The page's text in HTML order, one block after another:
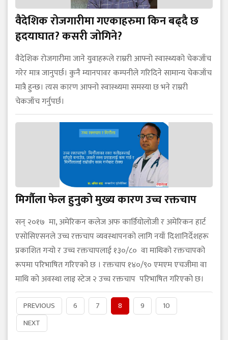
वैदेशिक रोजगारीमा गएकाहरुमा किन बढ्दै छ
हृदयाघात? कसरी जोगिने?
वैदेशिक रोजगारीमा जाने युवाहरूले राम्ररी आफ्नो स्वास्थ्यको चेकजाँच
गरेर मात्र जानुपर्छ। कुनै म्यानपावर कम्पनीले गरिदिने सामान्य चेकजाँच
मात्रै हुन्छ। त्यस कारण आफ्नो स्वास्थ्यमा समस्या छ भने राम्ररी
चेकजाँच गर्नुपर्छ।
मिर्गौला फेल हुनुको मुख्य कारण उच्च रक्तचाप
सन् २०१७ मा, अमेरिकन कलेज अफ कार्डियोलोजी र अमेरिकन हार्ट
एसोसिएसनले उच्च रक्तचाप व्यवस्थापनको लागि नयाँ दिशानिर्देशहरू
प्रकाशित गर्‍यो र उच्च रक्तचापलाई १३०/८० वा माथिको रक्तचापको
रूपमा परिभाषित गरिएको छ । रक्तचाप १४०/९० एमएम एचजीमा वा
माथि को अवस्था लाइ स्टेज २ उच्च रक्तचाप परिभाषित गरिएको छ।
PREVIOUS 6 7 8 9
10
NEXT